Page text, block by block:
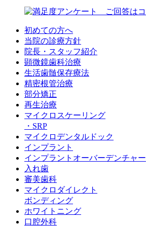
初めての方へ
当院の診療方針
院長・スタッフ紹介
顕微鏡歯科治療
生活歯髄保存療法
精密根管治療
部分矯正
再生治療
マイクロスケーリング
・SRP
マイクロデンタルドック
インプラント
インプラントオーバーデンチャー
入れ歯
審美歯科
マイクロダイレクト
ボンディング
ホワイトニング
口腔外科